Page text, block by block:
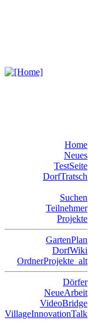
Home
Neues
TestSeite
DorfTratsch
Suchen
Teilnehmer
Projekte
GartenPlan
DorfWiki
OrdnerProjekte_alt
Dörfer
NeueArbeit
VideoBridge
VillageInnovationTalk